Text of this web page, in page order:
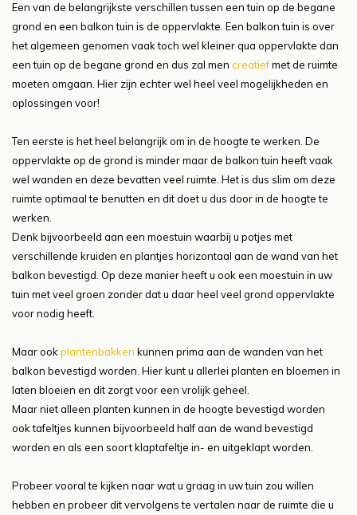
Een van de belangrijkste verschillen tussen een tuin op de begane
grond en een balkon tuin is de oppervlakte. Een balkon tuin is over
het algemeen genomen vaak toch wel kleiner qua oppervlakte dan
een tuin op de begane grond en dus zal men creatiefmet de ruimte
moeten omgaan. Hier zijn echter wel heel veel mogelijkheden en
oplossingen voor!
Ten eerste is het heel belangrijk om in de hoogte te werken. De
oppervlakte op de grond is minder maar de balkon tuin heeft vaak
wel wanden en deze bevatten veel ruimte. Het is dus slim om deze
ruimte optimaal te benutten en dit doet u dus door in de hoogte te
werken.
Denk bijvoorbeeld aan een moestuin waarbij u potjes met
verschillende kruiden en plantjes horizontaal aan de wand van het
balkon bevestigd. Op deze manier heeft u ook een moestuin in uw
tuin met veel groen zonder dat u daar heel veel grond oppervlakte
voor nodig heeft.
Maar ook plantenbakken kunnen prima aan de wanden van het
balkon bevestigd worden. Hier kunt u allerlei planten en bloemen in
laten bloeien en dit zorgt voor een vrolijk geheel.
Maar niet alleen planten kunnen in de hoogte bevestigd worden
ook tafeltjes kunnen bijvoorbeeld half aan de wand bevestigd
worden en als een soort klaptafeltje in- en uitgeklapt worden.
Probeer vooral te kijken naar wat u graag in uw tuin zou willen
hebben en probeer dit vervolgens te vertalen naar de ruimte die u